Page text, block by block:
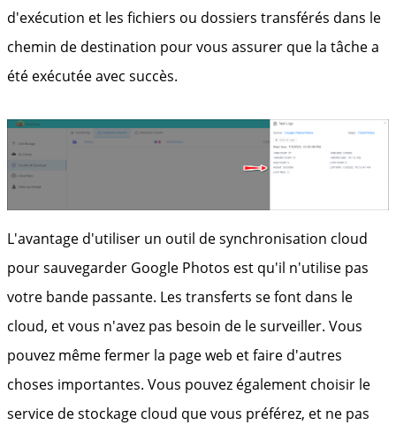
d'exécution et les fichiers ou dossiers transférés dans le
chemin de destination pour vous assurer que la tâche a
été exécutée avec succès.
L'avantage d'utiliser un outil de synchronisation cloud
pour sauvegarder Google Photos est qu'il n'utilise pas
votre bande passante. Les transferts se font dans le
cloud, et vous n'avez pas besoin de le surveiller. Vous
pouvez même fermer la page web et faire d'autres
choses importantes. Vous pouvez également choisir le
service de stockage cloud que vous préférez, et ne pas